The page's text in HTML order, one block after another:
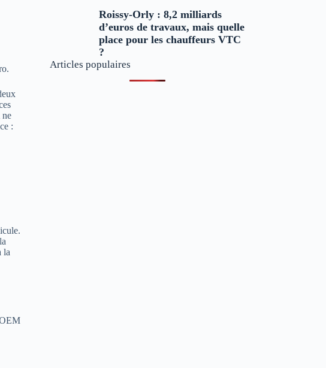
ne
:
la
Roissy-Orly : 8,2 milliards
d’euros de travaux, mais quelle
place pour les chauffeurs VTC
?
Articles populaires